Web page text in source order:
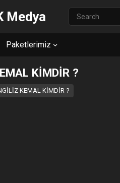
Medya
Paketlerimiz
KİMDİR ?
KEMAL KİMDİR ?